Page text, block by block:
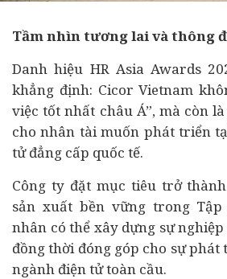
Tầm nhìn tương lai và thông
Danh hiệu HR Asia Awards
khẳng định: Cicor Vietnam
việc tốt nhất châu Á”, mà còn
cho nhân tài muốn phát triển
tử đẳng cấp quốc tế.
Công ty đặt mục tiêu trở
sản xuất bền vững trong
nhân có thể xây dựng sự
đồng thời đóng góp cho sự
ngành điện tử toàn cầu.